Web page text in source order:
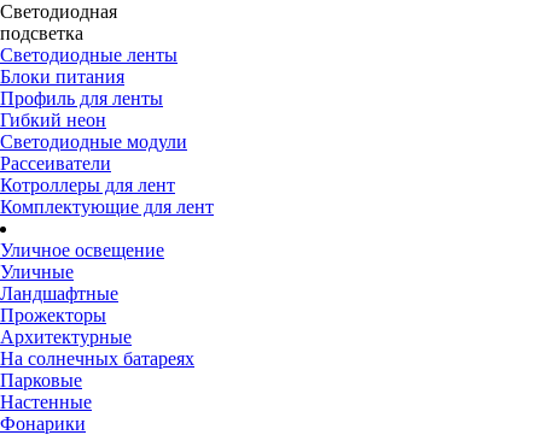
Светодиодная
подсветка
Светодиодные ленты
Блоки питания
Профиль для ленты
Гибкий неон
Светодиодные модули
Рассеиватели
Котроллеры для лент
Комплектующие для лент
Уличное освещение
Уличные
Ландшафтные
Прожекторы
Архитектурные
На солнечных батареях
Парковые
Настенные
Фонарики